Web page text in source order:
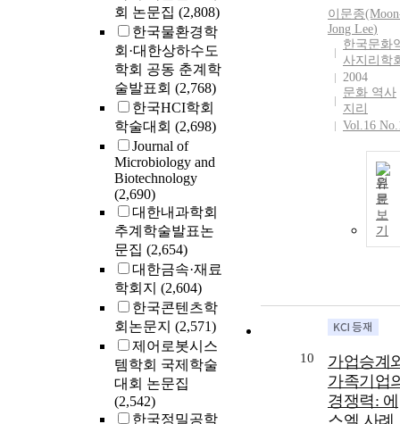
회 논문집 (2,808)
한국물환경학
회·대한상하수도
학회 공동 춘계학
술발표회 (2,768)
한국HCI학회
학술대회 (2,698)
Journal of
Microbiology and
Biotechnology
(2,690)
대한내과학회
추계학술발표논
문집 (2,654)
대한금속·재료
학회지 (2,604)
한국콘텐츠학
회논문지 (2,571)
제어로봇시스
템학회 국제학술
대회 논문집
(2,542)
한국정밀공학
이문종
Jong Lee)
한국문화
사지리학
2004
문화 역사
지리
Vol.16
원
문
보
기
10
가업승계
가족기업
경쟁력: 에